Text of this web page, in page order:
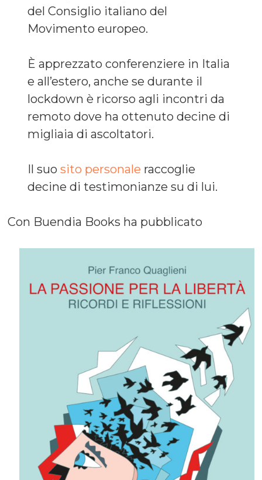
del Consiglio italiano del
Movimento europeo.
È apprezzato conferenziere in Italia
e all’estero, anche se durante il
lockdown è ricorso agli incontri da
remoto dove ha ottenuto decine di
migliaia di ascoltatori.
Il suosito personale raccoglie
decine di testimonianze su di lui.
Con Buendia Books ha pubblicato